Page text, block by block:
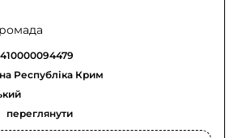
переглянути
Республіка Крим